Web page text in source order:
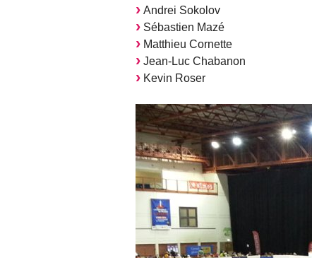
Andrei Sokolov
Sébastien Mazé
Matthieu Cornette
Jean-Luc Chabanon
Kevin Roser